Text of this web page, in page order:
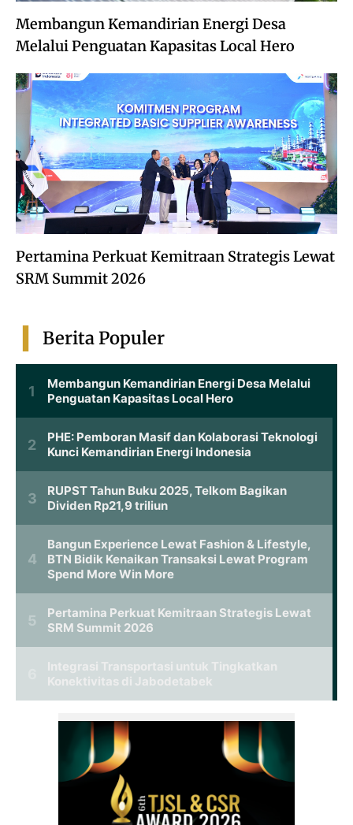
Membangun Kemandirian Energi Desa
Melalui Penguatan Kapasitas Local Hero
Pertamina Perkuat Kemitraan Strategis Lewat
SRM Summit 2026
Berita Populer